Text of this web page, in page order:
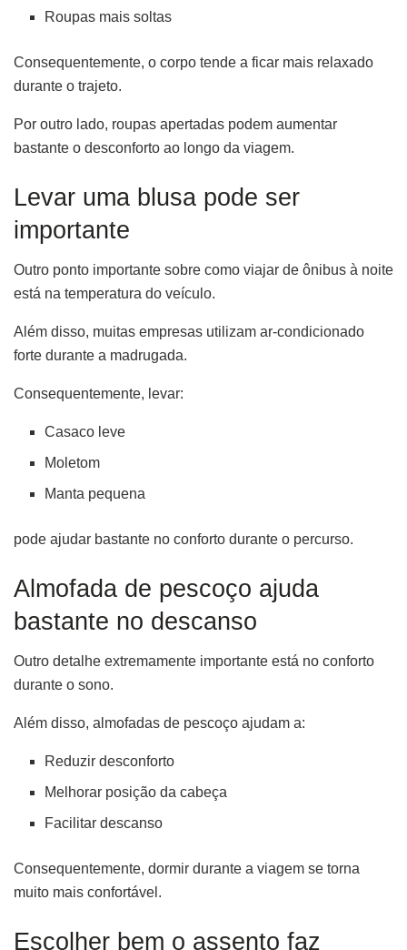
Roupas mais soltas
Consequentemente, o corpo tende a ficar mais relaxado
durante o trajeto.
Por outro lado, roupas apertadas podem aumentar
bastante o desconforto ao longo da viagem.
Levar uma blusa pode ser
importante
Outro ponto importante sobre como viajar de ônibus à noite
está na temperatura do veículo.
Além disso, muitas empresas utilizam ar-condicionado
forte durante a madrugada.
Consequentemente, levar:
Casaco leve
Moletom
Manta pequena
pode ajudar bastante no conforto durante o percurso.
Almofada de pescoço ajuda
bastante no descanso
Outro detalhe extremamente importante está no conforto
durante o sono.
Além disso, almofadas de pescoço ajudam a:
Reduzir desconforto
Melhorar posição da cabeça
Facilitar descanso
Consequentemente, dormir durante a viagem se torna
muito mais confortável.
Escolher bem o assento faz